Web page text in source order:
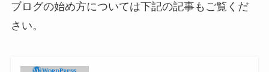
ブログの始め方については下記の記事もご覧くだ
さい。